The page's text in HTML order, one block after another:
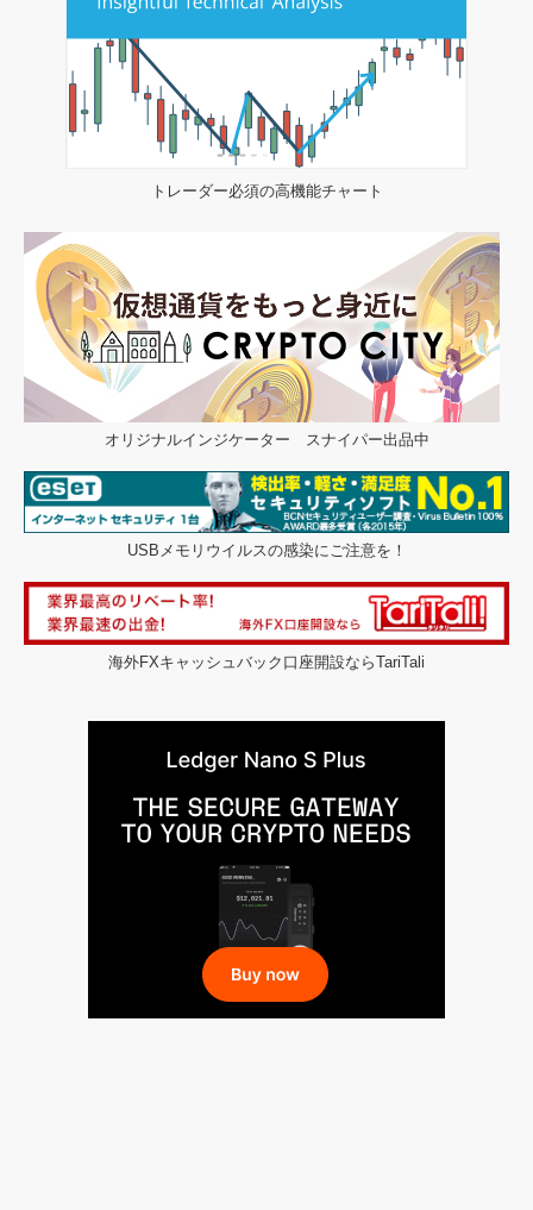
トレーダー必須の高機能チャート
オリジナルインジケーター スナイパー出品中
USBメモリウイルスの感染にご注意を！
海外FXキャッシュバック口座開設ならTariTali